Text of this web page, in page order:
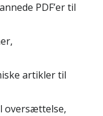
PDF’er til
artikler til
oversættelse,